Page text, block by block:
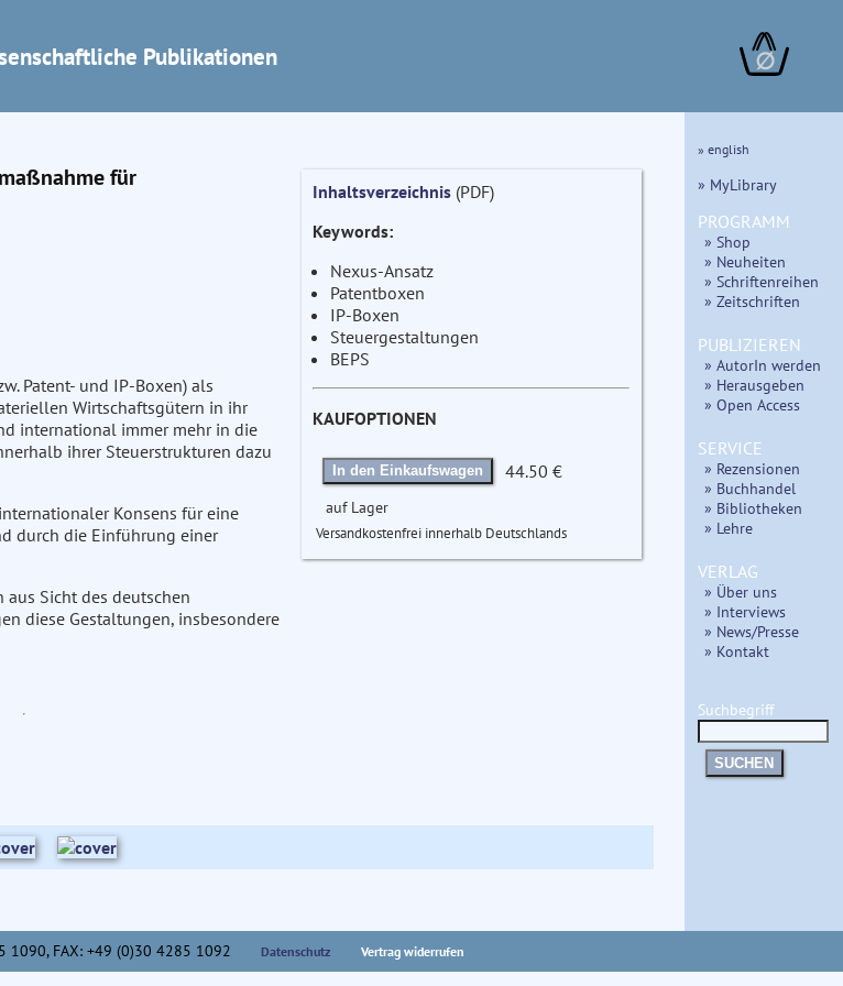
Publikationen ∅
für
Patent- und IP-Boxen) als
Wirtschaftsgütern in ihr
international immer mehr in die
ihrer Steuerstrukturen dazu
Konsens für eine
durch die Einführung einer
Sicht des deutschen
diese Gestaltungen, insbesondere
Inhaltsverzeichnis(PDF)
Keywords:
Nexus-Ansatz
Patentboxen
IP-Boxen
Steuergestaltungen
BEPS
KAUFOPTIONEN
In den Einkaufswagen 44.50 €
auf Lager
Versandkostenfrei innerhalb Deutschlands
» english
» MyLibrary
PROGRAMM
» Shop
» Neuheiten
» Schriftenreihen
» Zeitschriften
PUBLIZIEREN
» AutorIn werden
» Herausgeben
» Open Access
SERVICE
» Rezensionen
» Buchhandel
» Bibliotheken
» Lehre
VERLAG
» Über uns
» Interviews
» News/Presse
» Kontakt
Suchbegriff
SUCHEN
1090, FAX: +49 (0)30 4285 1092 Datenschutz Vertrag widerrufen